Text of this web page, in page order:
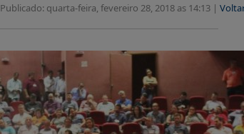
Publicado: quarta-feira, fevereiro 28, 2018 as 14:13 |